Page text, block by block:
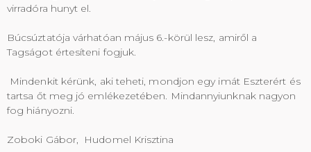
virradóra hunyt el.
Búcsúztatója várhatóan május 6.-körül lesz, amiről a
Tagságot értesíteni fogjuk.
Mindenkit kérünk, aki teheti, mondjon egy imát Eszterért és
tartsa őt meg jó emlékezetében. Mindannyiunknak nagyon
fog hiányozni.
Zoboki Gábor, Hudomel Krisztina